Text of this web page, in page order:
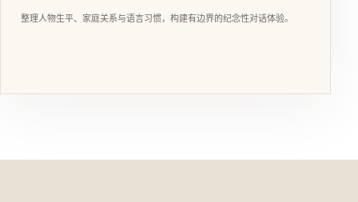
整理人物生平、家庭关系与语言习惯，构建有边界的纪念性对话体验。